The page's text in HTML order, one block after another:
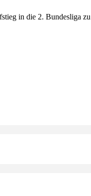
in die 2. Bundesliga